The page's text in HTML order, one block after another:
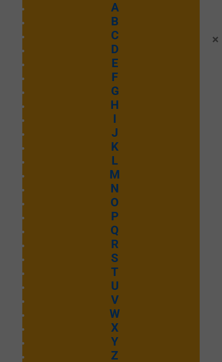
A
B
C
D
E
F
G
H
I
J
K
L
M
N
O
P
Q
R
S
T
U
V
W
X
Y
Z
Emmanuel Septembre 2025
Je compte sur
Emmanuel Septembre 2025
Ecouter et télécharger
Wòe Nye
Emmanuel Septembre 2025
×